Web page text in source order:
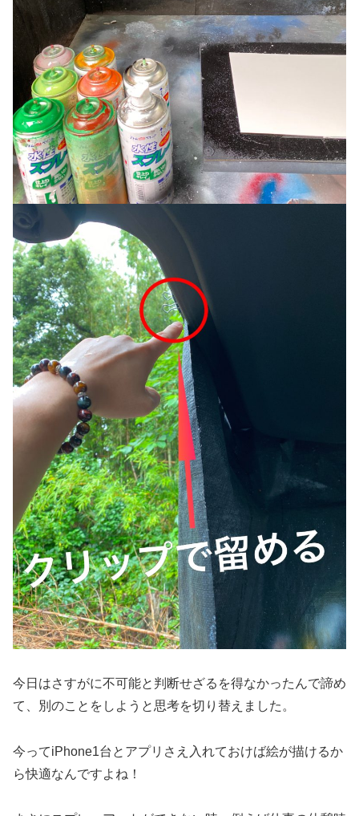
今日はさすがに不可能と判断せざるを得なかったんで諦め
て、別のことをしようと思考を切り替えました。
今ってiPhone1台とアプリさえ入れておけば絵が描けるか
ら快適なんですよね！